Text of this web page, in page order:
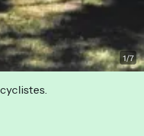
1/7